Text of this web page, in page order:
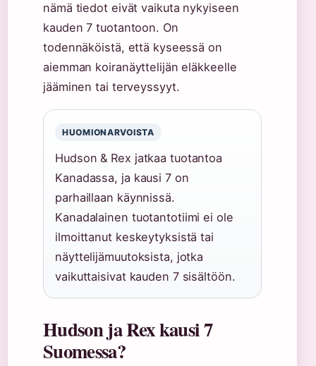
nämä tiedot eivät vaikuta nykyiseen
kauden 7 tuotantoon. On
todennäköistä, että kyseessä on
aiemman koiranäyttelijän eläkkeelle
jääminen tai terveyssyyt.
HUOMIONARVOISTA
Hudson & Rex jatkaa tuotantoa
Kanadassa, ja kausi 7 on
parhaillaan käynnissä.
Kanadalainen tuotantotiimi ei ole
ilmoittanut keskeytyksistä tai
näyttelijämuutoksista, jotka
vaikuttaisivat kauden 7 sisältöön.
Hudson ja Rex kausi 7
Suomessa?